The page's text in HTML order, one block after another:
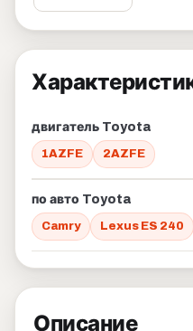
двигатель Toyota
1AZFE 2AZFE
по авто Toyota
Camry Lexus ES 240
Описание